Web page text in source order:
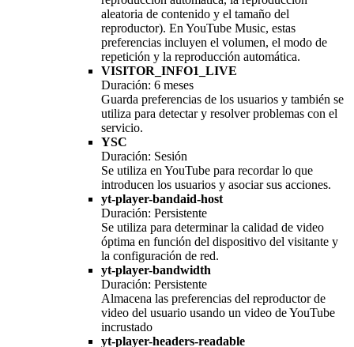
aleatoria de contenido y el tamaño del
reproductor). En YouTube Music, estas
preferencias incluyen el volumen, el modo de
repetición y la reproducción automática.
VISITOR_INFO1_LIVE
Duración: 6 meses
Guarda preferencias de los usuarios y también se
utiliza para detectar y resolver problemas con el
servicio.
YSC
Duración: Sesión
Se utiliza en YouTube para recordar lo que
introducen los usuarios y asociar sus acciones.
yt-player-bandaid-host
Duración: Persistente
Se utiliza para determinar la calidad de video
óptima en función del dispositivo del visitante y
la configuración de red.
yt-player-bandwidth
Duración: Persistente
Almacena las preferencias del reproductor de
video del usuario usando un video de YouTube
incrustado
yt-player-headers-readable